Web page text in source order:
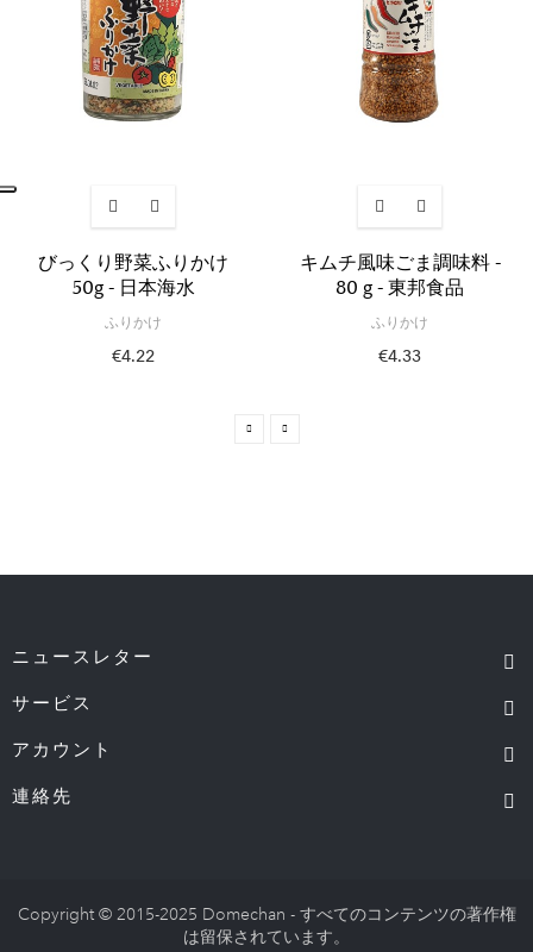
びっくり野菜ふりかけ
50g - 日本海水
ふりかけ
€4.22
キムチ風味ごま調味料 -
80 g - 東邦食品
ふりかけ
€4.33
ニュースレター
サービス
アカウント
連絡先
Copyright © 2015-2025 Domechan - すべてのコンテンツの著作権
は留保されています。